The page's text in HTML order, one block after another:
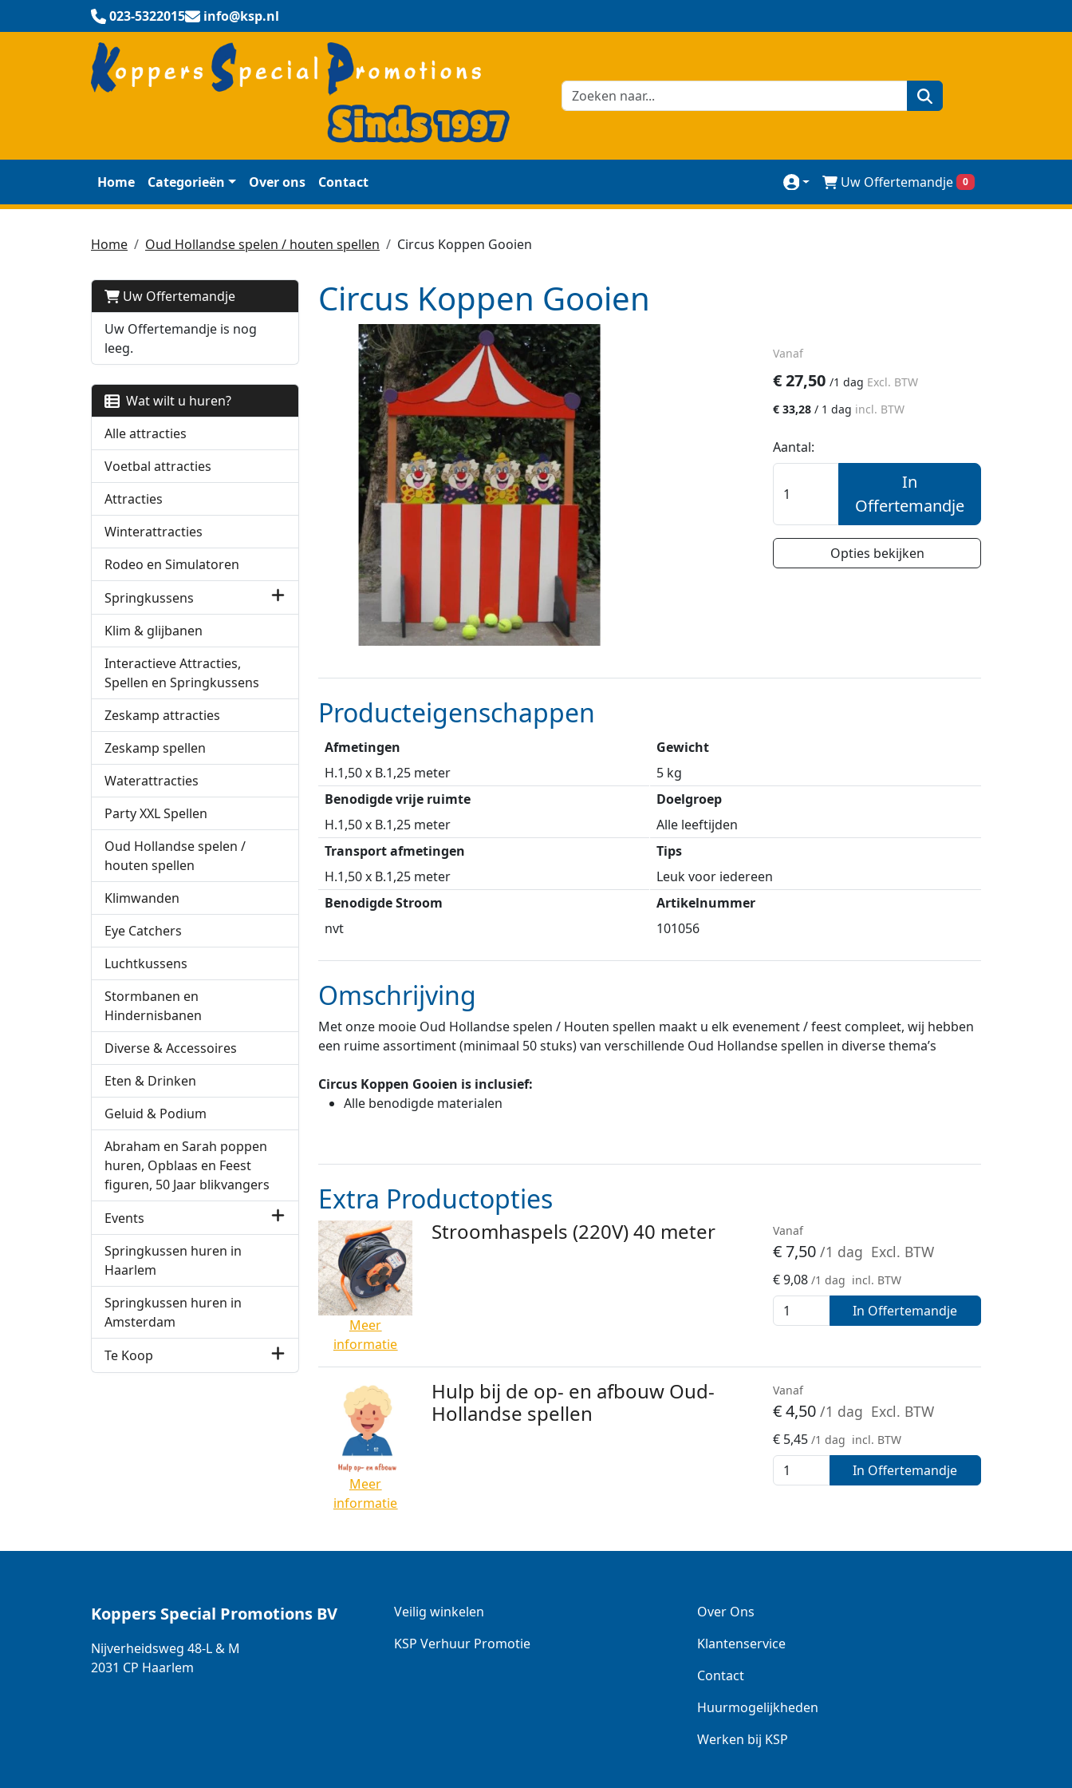
023-5322015 info@ksp.nl
zoeken
Home Categorieën Over ons Contact Uw Offertemandje 0
Home Oud Hollandse spelen / houten spellen Circus Koppen Gooien
Uw Offertemandje
Uw Offertemandje is nog
leeg.
Wat wilt u huren?
Alle attracties
Voetbal attracties
Attracties
Winterattracties
Rodeo en Simulatoren
Springkussens
Klim & glijbanen
Interactieve Attracties,
Spellen en Springkussens
Zeskamp attracties
Zeskamp spellen
Waterattracties
Party XXL Spellen
Oud Hollandse spelen /
houten spellen
Klimwanden
Eye Catchers
Luchtkussens
Stormbanen en
Hindernisbanen
Diverse & Accessoires
Eten & Drinken
Geluid & Podium
Abraham en Sarah poppen
huren, Opblaas en Feest
figuren, 50 Jaar blikvangers
Events
Springkussen huren in
Haarlem
Springkussen huren in
Amsterdam
Te Koop
Circus Koppen Gooien
Vanaf
€27,50 /1 dag Excl. BTW
€ 33,28 / 1 dag incl. BTW
Aantal:
In
Offertemandje
Opties bekijken
Producteigenschappen
Afmetingen
H.1,50 x B.1,25 meter
Benodigde vrije ruimte
H.1,50 x B.1,25 meter
Transport afmetingen
H.1,50 x B.1,25 meter
Benodigde Stroom
nvt
Gewicht
5 kg
Doelgroep
Alle leeftijden
Tips
Leuk voor iedereen
Artikelnummer
101056
Omschrijving
Met onze mooie Oud Hollandse spelen / Houten spellen maakt u elk evenement / feest compleet, wij hebben
een ruime assortiment (minimaal 50 stuks) van verschillende Oud Hollandse spellen in diverse thema’s
Circus Koppen Gooien is inclusief:
Alle benodigde materialen
Extra Productopties
Meer
informatie
Vanaf
€7,50 /1 dag Excl. BTW
€9,08 /1 dag incl. BTW
In Offertemandje
Stroomhaspels (220V) 40 meter
Meer
informatie
Vanaf
€4,50 /1 dag Excl. BTW
€ 5,45 /1 dag incl. BTW
In Offertemandje
Hulp bij de op- en afbouw Oud-
Hollandse spellen
Koppers Special Promotions BV
Nijverheidsweg 48-L & M
2031 CP Haarlem
Veilig winkelen
KSP Verhuur Promotie
Over Ons
Klantenservice
Contact
Huurmogelijkheden
Werken bij KSP